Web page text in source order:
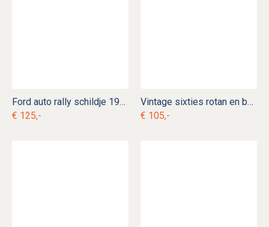
Ford auto rally schildje 1934
€ 125,-
Vintage sixties rotan en bamboe lectuurbak
€ 105,-